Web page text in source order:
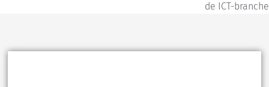
de ICT-branche